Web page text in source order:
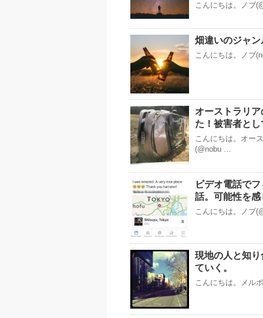
こんにちは。ノブ
畑違いのジャ
こんにちは。ノブ
オーストラリ
た！被害者と
こんにちは。オー
(@nobu …
ビデオ電話で
話。可能性を
こんにちは。ノブ
現地の人と知
ていく。
こんにちは。メル